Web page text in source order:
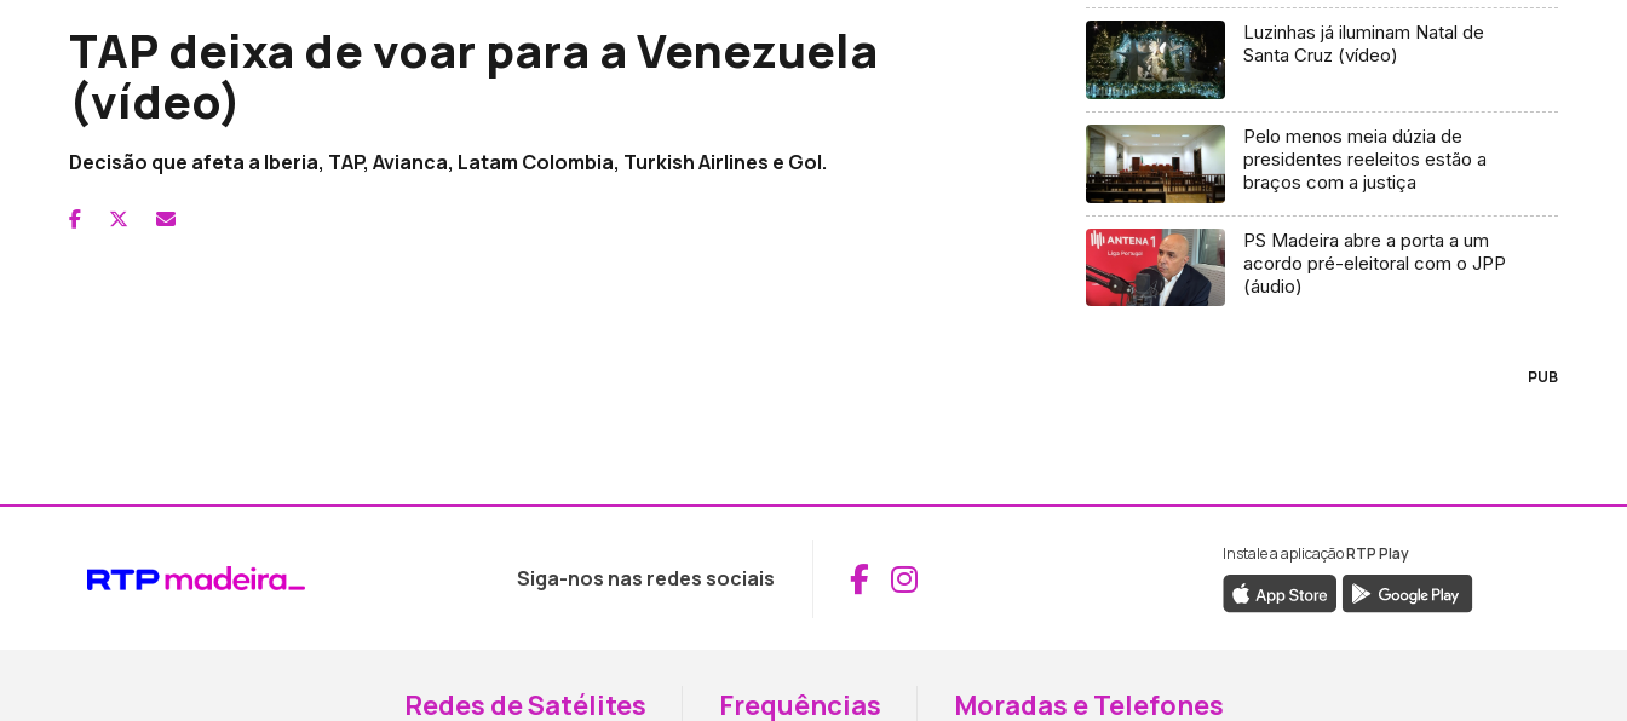
TAP deixa de voar para a Venezuela
(vídeo)
Decisão que afeta a Iberia, TAP, Avianca, Latam Colombia, Turkish Airlines e Gol.
Luzinhas já iluminam Natal de
Santa Cruz (vídeo)
Pelo menos meia dúzia de
presidentes reeleitos estão a
braços com a justiça
PS Madeira abre a porta a um
acordo pré-eleitoral com o JPP
(áudio)
PUB
Siga-nos nas redes sociais Aceder ao Facebook da RTP Madeira
Aceder ao Instagram da RTP Madeira
Instale a aplicaçãoRTP Play
Redes de Satélites Frequências Moradas e Telefones